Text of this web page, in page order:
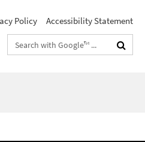
Policy Accessibility Statement
Search
terms